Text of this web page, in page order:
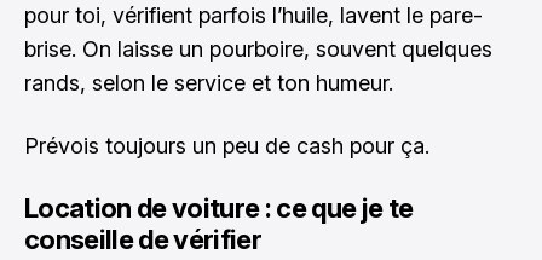
pour toi, vérifient parfois l’huile, lavent le pare-
brise. On laisse un pourboire, souvent quelques
rands, selon le service et ton humeur.
Prévois toujours un peu de cash pour ça.
Location de voiture : ce que je te
conseille de vérifier